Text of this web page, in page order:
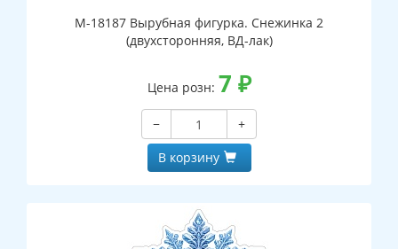
М-18187 Вырубная фигурка. Снежинка 2
(двухсторонняя, ВД-лак)
Цена розн: 7 ₽
−
+
В корзину